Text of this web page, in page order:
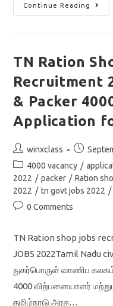
Continue Reading
TN
Ration
6760
&
Link
TN Ration
Recruitment
& Packer
Application
Post
author:
winxclass
Post
published:
Post
category:
4000 vacancy /
2022 / packer / Ration
2022 / tn govt jobs 2022 /
Post0 Comments
TN Ration shop jobs
JOBS 2022Tamil Nadu
நுகர்பொருள் வாணிப
4000 விற்பனையாளர்
தமிழ்நாடு அரசு…